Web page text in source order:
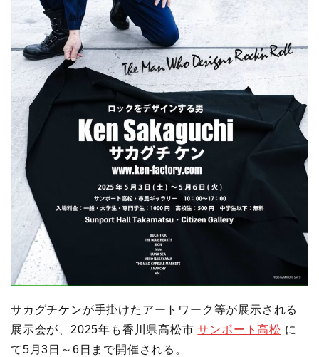
サカグチケンが手掛けたアートワーク等が展示される
展示会が、2025年も香川県高松市サンポート高松 に
て5月3日～6日まで開催される。